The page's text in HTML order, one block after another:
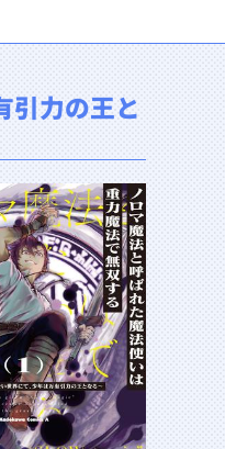
引力の王と